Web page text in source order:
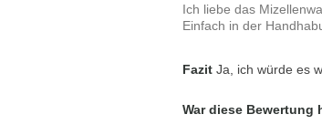
Ich liebe das
Einfach in der
FazitJa, ich würde es
War diese Bewertung